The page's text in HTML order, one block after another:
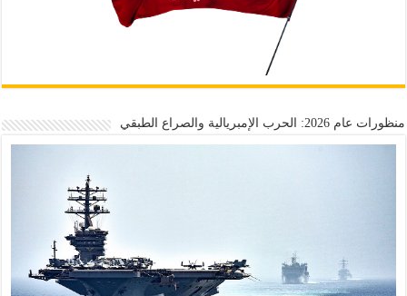
منظورات عام 2026: الحرب الإمبريالية والصراع الطبقي